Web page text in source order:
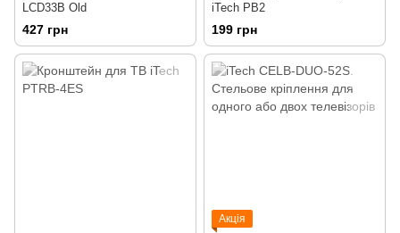
LCD33B Old
427 грн
iTech PB2
199 грн
Акція